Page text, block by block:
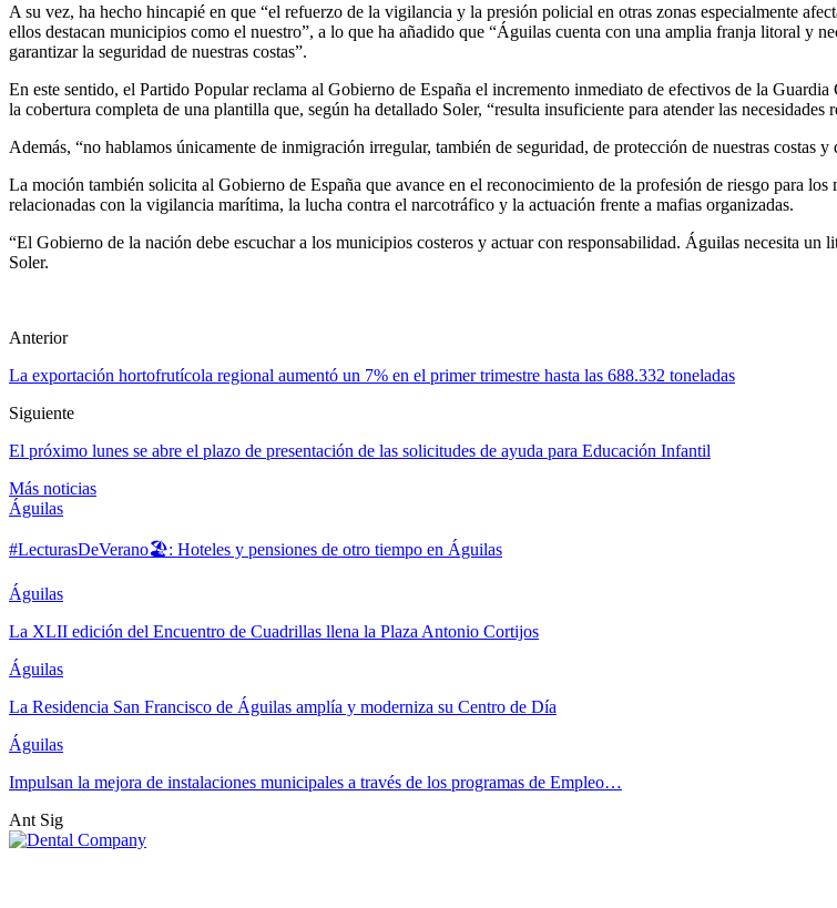
A su vez, ha hecho hincapié en que “el refuerzo de la vigilancia y la presión policial en otras zonas especialmente
ellos destacan municipios como el nuestro”, a lo que ha añadido que “Águilas cuenta con una amplia franja litoral y
garantizar la seguridad de nuestras costas”.
En este sentido, el Partido Popular reclama al Gobierno de España el incremento inmediato de efectivos de la
la cobertura completa de una plantilla que, según ha detallado Soler, “resulta insuficiente para atender las necesidades
Además, “no hablamos únicamente de inmigración irregular, también de seguridad, de protección de nuestras costas
La moción también solicita al Gobierno de España que avance en el reconocimiento de la profesión de riesgo para
relacionadas con la vigilancia marítima, la lucha contra el narcotráfico y la actuación frente a mafias organizadas.
“El Gobierno de la nación debe escuchar a los municipios costeros y actuar con responsabilidad. Águilas necesita
Soler.
Anterior
La exportación hortofrutícola regional aumentó un 7% en el primer trimestre hasta las 688.332 toneladas
Siguiente
El próximo lunes se abre el plazo de presentación de las solicitudes de ayuda para Educación Infantil
Más noticias
Águilas
#LecturasDeVerano🏖: Hoteles y pensiones de otro tiempo en Águilas
Águilas
La XLII edición del Encuentro de Cuadrillas llena la Plaza Antonio Cortijos
Águilas
La Residencia San Francisco de Águilas amplía y moderniza su Centro de Día
Águilas
Impulsan la mejora de instalaciones municipales a través de los programas de Empleo…
Ant Sig